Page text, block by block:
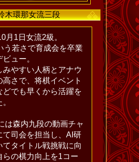
木環那女流三段
月1日女流2級。
う若さで育成会を卒業
ュー。
みやすい人柄とアナウ
高さで、将棋イベント
どでも早くから活躍を
は森内九段の動画チャ
て司会を担当し、AI研
てタイトル戦挑戦に向
らの棋力向上を1コー